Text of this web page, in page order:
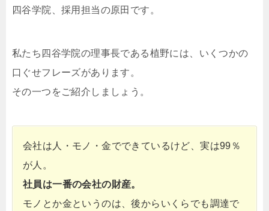
四谷学院、採用担当の原田です。
私たち四谷学院の理事長である植野には、いくつかの
口ぐせフレーズがあります。
その一つをご紹介しましょう。
会社は人・モノ・金でできているけど、実は99％
が人。
社員は一番の会社の財産。
モノとか金というのは、後からいくらでも調達で